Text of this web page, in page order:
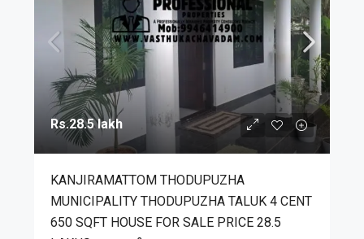
Rs.28.5 lakh
KANJIRAMATTOM THODUPUZHA
MUNICIPALITY THODUPUZHA TALUK 4 CENT
650 SQFT HOUSE FOR SALE PRICE 28.5